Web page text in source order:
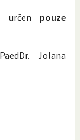
určen pouze
Jolana